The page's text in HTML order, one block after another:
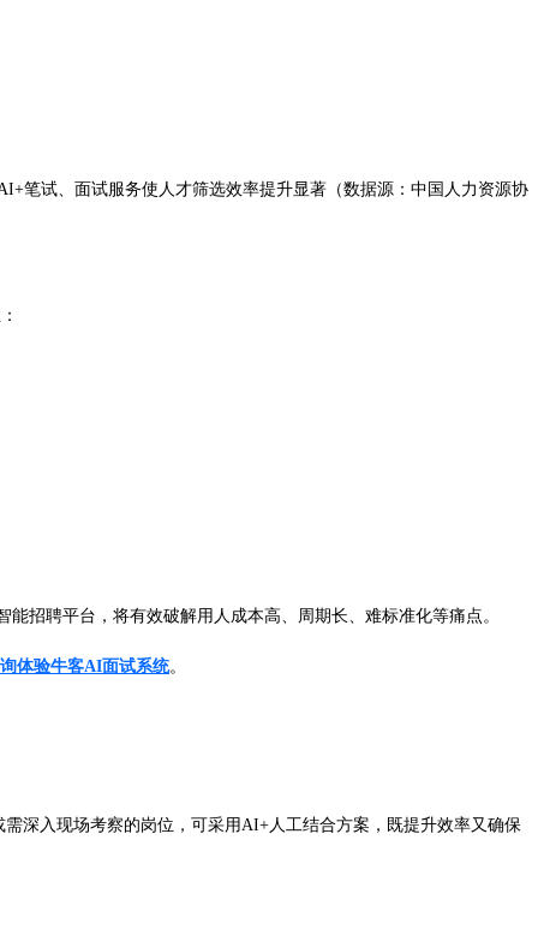
笔试、面试服务使人才筛选效率提升显著（数据源：中国人力资源协
招聘平台，将有效破解用人成本高、周期长、难标准化等痛点。
体验牛客AI面试系统。
深入现场考察的岗位，可采用AI+人工结合方案，既提升效率又确保